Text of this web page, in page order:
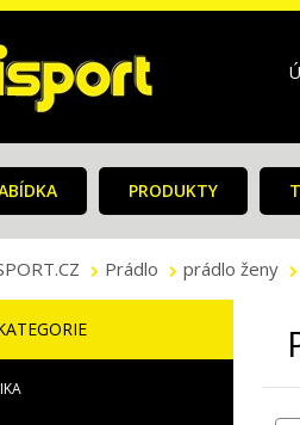
PRODUKTY
Prádlo prádlo ženy